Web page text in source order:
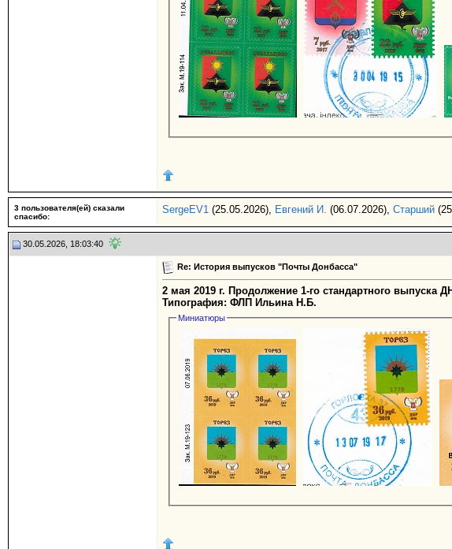
3 пользователя(ей) сказали
cпасибо:
SergeEV1 (25.05.2026), Евгений И. (06.07.2026), Старший
30.05.2026, 18:03:40
Re: История выпусков "Почты Донбасса"
2 мая 2019 г. Продолжение 1-го стандартного выпуска
Типография: ФЛП Ильина Н.Б.
Миниатюры